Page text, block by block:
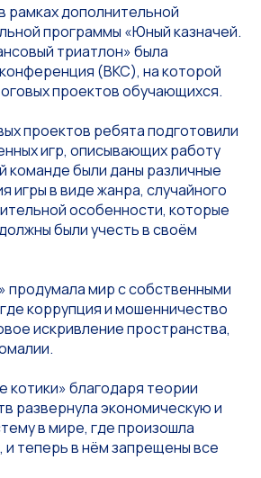
рамках дополнительной
программы «Юный казначей.
триатлон» была
(ВКС), на которой
проектов обучающихся.
проектов ребята подготовили
игр, описывающих работу
команде были даны различные
игры в виде жанра, случайного
особенности, которые
были учесть в своём
продумала мир с собственными
коррупция и мошенничество
искривление пространства,
котики» благодаря теории
развернула экономическую и
в мире, где произошла
теперь в нём запрещены все